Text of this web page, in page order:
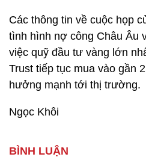
Các thông tin về cuộc họp
tình hình nợ công Châu Âu
việc quỹ đầu tư vàng lớn
Trust tiếp tục mua vào gần
hưởng mạnh tới thị trường.
Ngọc Khôi